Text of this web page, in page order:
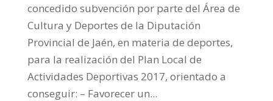
concedido subvención por parte del Área de
Cultura y Deportes de la Diputación
Provincial de Jaén, en materia de deportes,
para la realización del Plan Local de
Actividades Deportivas 2017, orientado a
conseguir: – Favorecer un...